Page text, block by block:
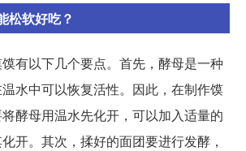
松软好吃？
有以下几个要点。首先，酵母是一种
水中可以恢复活性。因此，在制作馍
酵母用温水先化开，可以加入适量的
开。其次，揉好的面团要进行发酵，